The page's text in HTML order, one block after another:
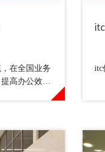
在全国业务
高办公效
itc